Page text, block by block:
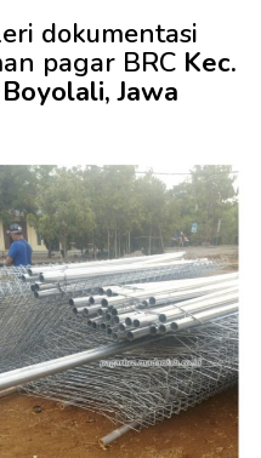
dokumentasi
pagar BRC Kec.
Jawa